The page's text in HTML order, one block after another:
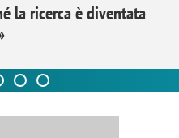
la ricerca è diventata